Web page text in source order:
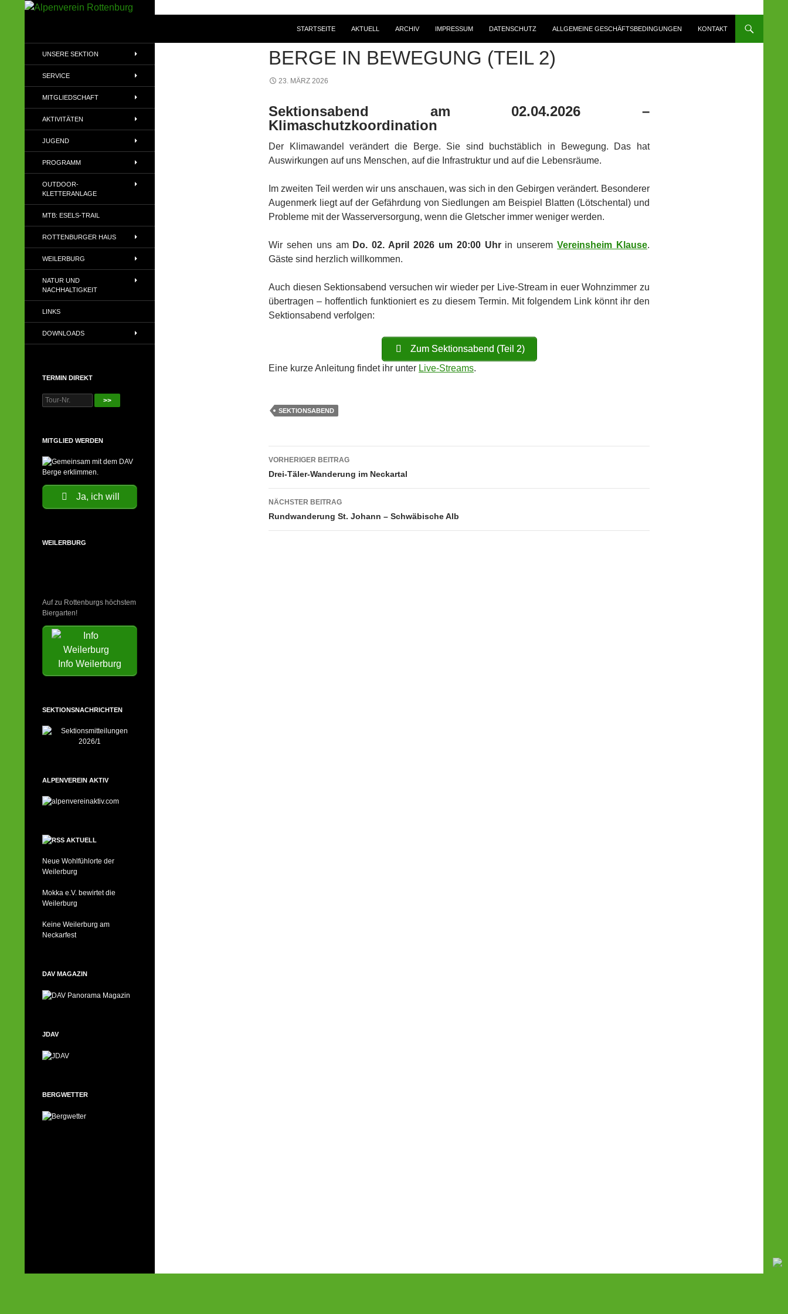
STARTSEITE AKTUELL ARCHIV IMPRESSUM DATENSCHUTZ ALLGEMEINE GESCHÄFTSBEDINGUNGEN KONTAKT
BERGE IN BEWEGUNG (TEIL 2)
23. MÄRZ 2026
Sektionsabend am 02.04.2026 –
Klimaschutzkoordination
Der Klimawandel verändert die Berge. Sie sind buchstäblich in Bewegung. Das hat
Auswirkungen auf uns Menschen, auf die Infrastruktur und auf die Lebensräume.
Im zweiten Teil werden wir uns anschauen, was sich in den Gebirgen verändert. Besonderer
Augenmerk liegt auf der Gefährdung von Siedlungen am Beispiel Blatten (Lötschental) und
Probleme mit der Wasserversorgung, wenn die Gletscher immer weniger werden.
Wir sehen uns am Do. 02. April 2026 um 20:00 Uhrin unseremVereinsheim Klause.
Gäste sind herzlich willkommen.
Auch diesen Sektionsabend versuchen wir wieder per Live-Stream in euer Wohnzimmer zu
übertragen – hoffentlich funktioniert es zu diesem Termin. Mit folgendem Link könnt ihr den
Sektionsabend verfolgen:
Zum Sektionsabend (Teil 2)
Eine kurze Anleitung findet ihr unter Live-Streams.
SEKTIONSABEND
Beitragsnavigation
VORHERIGER BEITRAG
Drei-Täler-Wanderung im Neckartal
NÄCHSTER BEITRAG
Rundwanderung St. Johann – Schwäbische Alb
Alpenvereins (DAV) e.V
UNSERE SEKTION
SERVICE
MITGLIEDSCHAFT
AKTIVITÄTEN
JUGEND
PROGRAMM
OUTDOOR-
KLETTERANLAGE
MTB: ESELS-TRAIL
ROTTENBURGER HAUS
WEILERBURG
NATUR UND
NACHHALTIGKEIT
LINKS
DOWNLOADS
TERMIN DIREKT
>>
MITGLIED WERDEN
Ja, ich will
WEILERBURG
Auf zu Rottenburgs höchstem
Biergarten!
Info Weilerburg
SEKTIONSNACHRICHTEN
ALPENVEREIN AKTIV
AKTUELL
Neue Wohlfühlorte der
Weilerburg
Mokka e.V. bewirtet die
Weilerburg
Keine Weilerburg am
Neckarfest
DAV MAGAZIN
JDAV
BERGWETTER